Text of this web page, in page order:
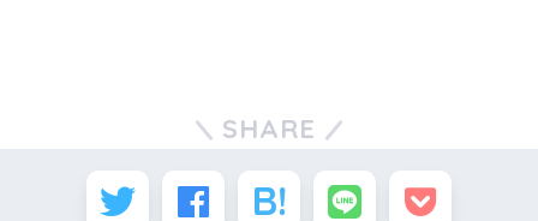
SHARE